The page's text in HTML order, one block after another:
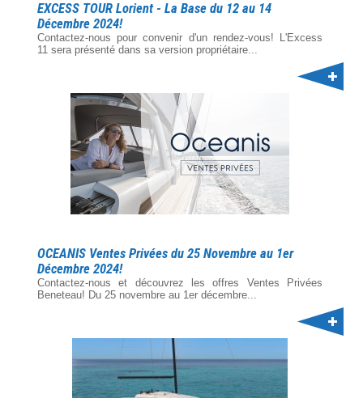
EXCESS TOUR Lorient - La Base du 12 au 14
Décembre 2024!
Contactez-nous pour convenir d'un rendez-vous! L'Excess
11 sera présenté dans sa version propriétaire...
OCEANIS Ventes Privées du 25 Novembre au 1er
Décembre 2024!
Contactez-nous et découvrez les offres Ventes Privées
Beneteau! Du 25 novembre au 1er décembre...